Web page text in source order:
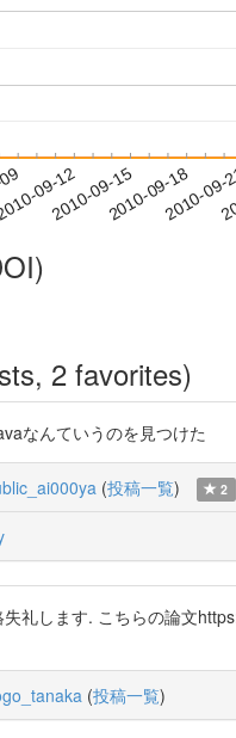
09-12
2010-09-152010-09-18
2010-
2 favorites)
なんていうのを見つけた
(投稿一覧) 2
礼します. こちらの論文
(投稿一覧)